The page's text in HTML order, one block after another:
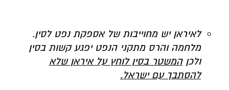
לאיראן יש מחוייבות של אספקת נפט לסין.
מלחמה והרס מתקני הנפט יפגע קשות בסין
ולכןהמשטר בסין לוחץ על איראן שלא
להסתבך עם ישראל.